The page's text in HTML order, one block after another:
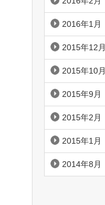
2016年1月
2015年12月
2015年10月
2015年9月
2015年2月
2015年1月
2014年8月